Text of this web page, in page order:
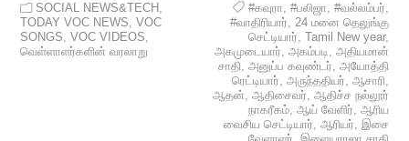
SOCIAL NEWS&TECH ,
TODAY VOC NEWS,VOC
SONGS,VOC VIDEOS,
வெள்ளாளர்களின் வரலாறு
#கவுரா, #பலிஜா, #வல்லம்பர்,
#வாதிரியார், 24 மனை தெலுங்கு
செட்டியார், Tamil New year,
அகமுடையார், அகம்படி, அதியமான்
சாதி, அனுப்ப கவுண்டர், அயோத்தி
ரெட்டியார், அருந்ததியர், ஆசாரி,
ஆதன், ஆதிசைவர், ஆதிச்ச நல்லூர்
நாகரீகம், ஆய் வேளிர், ஆரிய
வைசிய செட்டியார், ஆரியர், இசை